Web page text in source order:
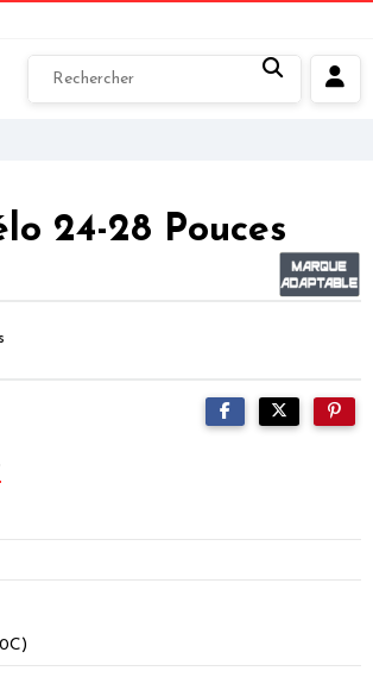
24-28 Pouces